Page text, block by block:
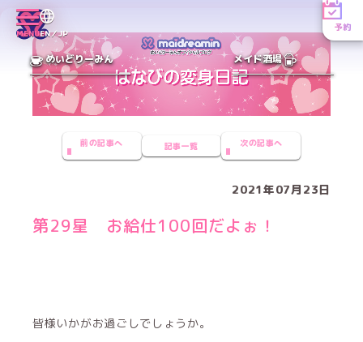
MENUEN／JP
予約
めいどりーみん メイド酒場
前の記事へ 記事一覧 次の記事へ
2021年07月23日
第29星 お給仕100回だよぉ！
皆様いかがお過ごしでしょうか。